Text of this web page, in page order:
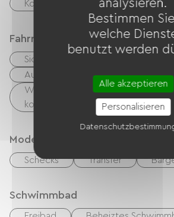
Kostenloses WLAN
Fahrradannahme
Sicherer Fahrradunterstand
Ausrüstung zur Fahrradreinigung
Wäschemöglichkeiten vorhanden
kostenpflichtig)
Modes de paiement
Schecks Transfer
Schwimmbad
analysieren.
Bestimmen
welche
benutzt werden
Alle akzeptieren
Personalisieren